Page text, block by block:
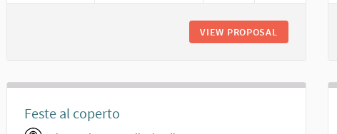
VIEW PROPOSAL
Feste al coperto